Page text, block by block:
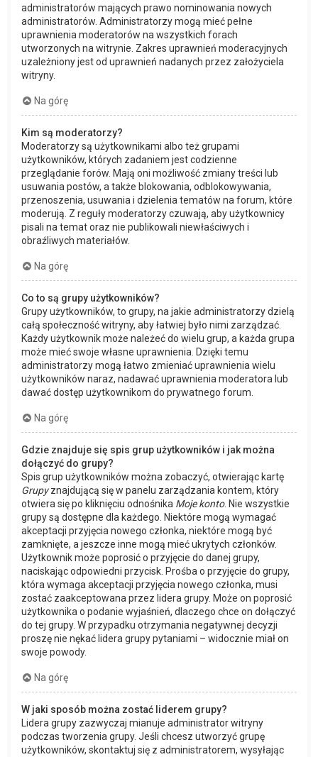
administratorów mających prawo nominowania nowych
administratorów. Administratorzy mogą mieć pełne
uprawnienia moderatorów na wszystkich forach
utworzonych na witrynie. Zakres uprawnień moderacyjnych
uzależniony jest od uprawnień nadanych przez założyciela
witryny.
Na górę
Kim są moderatorzy?
Moderatorzy są użytkownikami albo też grupami
użytkowników, których zadaniem jest codzienne
przeglądanie forów. Mają oni możliwość zmiany treści lub
usuwania postów, a także blokowania, odblokowywania,
przenoszenia, usuwania i dzielenia tematów na forum, które
moderują. Z reguły moderatorzy czuwają, aby użytkownicy
pisali na temat oraz nie publikowali niewłaściwych i
obraźliwych materiałów.
Na górę
Co to są grupy użytkowników?
Grupy użytkowników, to grupy, na jakie administratorzy dzielą
całą społeczność witryny, aby łatwiej było nimi zarządzać.
Każdy użytkownik może należeć do wielu grup, a każda grupa
może mieć swoje własne uprawnienia. Dzięki temu
administratorzy mogą łatwo zmieniać uprawnienia wielu
użytkowników naraz, nadawać uprawnienia moderatora lub
dawać dostęp użytkownikom do prywatnego forum.
Na górę
Gdzie znajduje się spis grup użytkowników i jak można
dołączyć do grupy?
Spis grup użytkowników można zobaczyć, otwierając kartę
Grupyznajdującą się w panelu zarządzania kontem, który
otwiera się po kliknięciu odnośnika Moje konto. Nie wszystkie
grupy są dostępne dla każdego. Niektóre mogą wymagać
akceptacji przyjęcia nowego członka, niektóre mogą być
zamknięte, a jeszcze inne mogą mieć ukrytych członków.
Użytkownik może poprosić o przyjęcie do danej grupy,
naciskając odpowiedni przycisk. Prośba o przyjęcie do grupy,
która wymaga akceptacji przyjęcia nowego członka, musi
zostać zaakceptowana przez lidera grupy. Może on poprosić
użytkownika o podanie wyjaśnień, dlaczego chce on dołączyć
do tej grupy. W przypadku otrzymania negatywnej decyzji
proszę nie nękać lidera grupy pytaniami – widocznie miał on
swoje powody.
Na górę
W jaki sposób można zostać liderem grupy?
Lidera grupy zazwyczaj mianuje administrator witryny
podczas tworzenia grupy. Jeśli chcesz utworzyć grupę
użytkowników, skontaktuj się z administratorem, wysyłając